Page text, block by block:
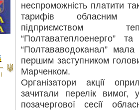
неспроможність платити
тарифів обласним
підприємством
“Полтаватеплоенерго”
“Полтававодоканал” мала
першим заступником
Марченком.
Організатори акції
зачитали перелік
позачергової сесії